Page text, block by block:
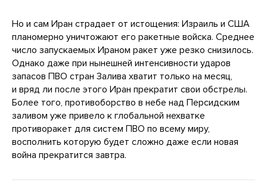
Но и сам Иран страдает от истощения: Израиль и США
планомерно уничтожают его ракетные войска. Среднее
число запускаемых Ираном ракет уже резко снизилось.
Однако даже при нынешней интенсивности ударов
запасов ПВО стран Залива хватит только на месяц,
и вряд ли после этого Иран прекратит свои обстрелы.
Более того, противоборство в небе над Персидским
заливом уже привело к глобальной нехватке
противоракет для систем ПВО по всему миру,
восполнить которую будет сложно даже если новая
война прекратится завтра.